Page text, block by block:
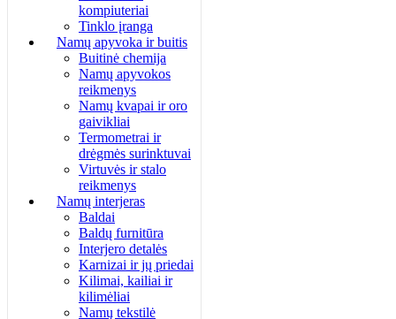
kompiuteriai
Tinklo įranga
Namų apyvoka ir buitis
Buitinė chemija
Namų apyvokos
reikmenys
Namų kvapai ir oro
gaivikliai
Termometrai ir
drėgmės surinktuvai
Virtuvės ir stalo
reikmenys
Namų interjeras
Baldai
Baldų furnitūra
Interjero detalės
Karnizai ir jų priedai
Kilimai, kailiai ir
kilimėliai
Namų tekstilė